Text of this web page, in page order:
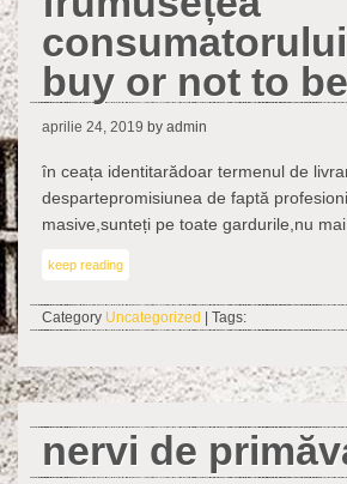
buy or not to
aprilie 24, 2019 by admin
în ceața identitarădoar termenul de
despartepromisiunea de faptă
masive,sunteți pe toate gardurile,nu
keep reading
Category Uncategorized | Tags:
nervi de